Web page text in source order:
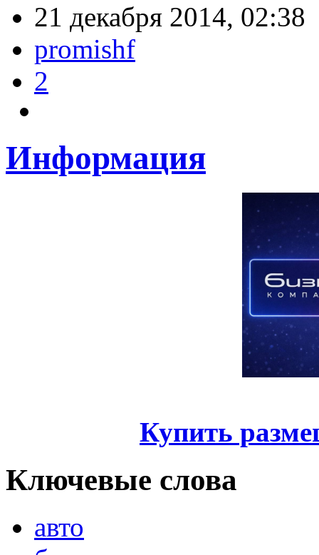
21 декабря 2014, 02:38
promishf
2
Информация
Купить
Ключевые слова
авто